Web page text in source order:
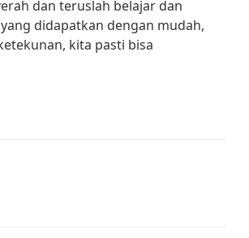
dan teruslah belajar dan
didapatkan dengan mudah,
kita pasti bisa